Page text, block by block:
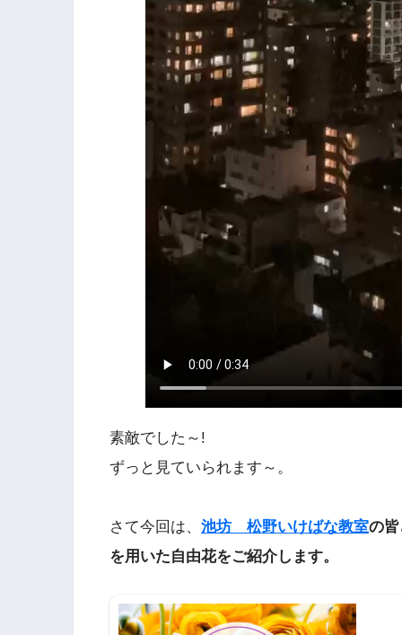
素敵でした～!
ずっと見ていられます～。
さて今回は、 池坊 松野いけばな教室の
を用いた自由花をご紹介します。